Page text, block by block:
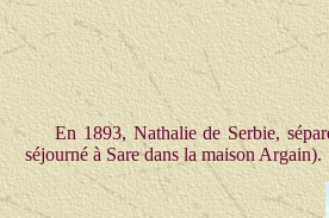
En 1893, Nathalie de Serbie,
séjourné à Sare dans la maison